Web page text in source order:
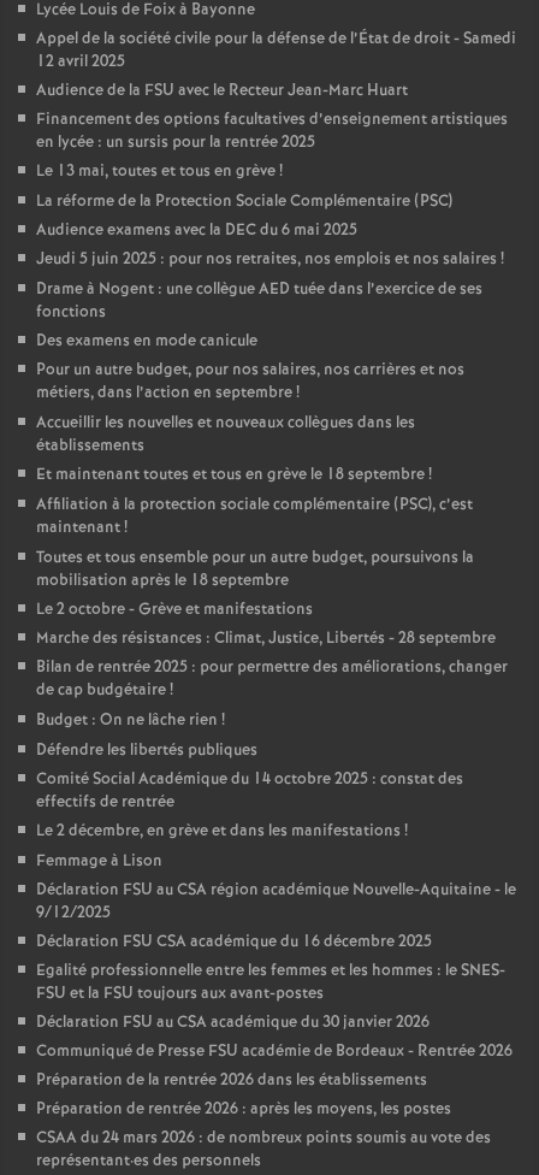
Lycée Louis de Foix à Bayonne
Appel de la société civile pour la défense de l’État de droit - Samedi
12 avril 2025
Audience de la FSU avec le Recteur Jean-Marc Huart
Financement des options facultatives d’enseignement artistiques
en lycée : un sursis pour la rentrée 2025
Le 13 mai, toutes et tous en grève!
La réforme de la Protection Sociale Complémentaire (PSC)
Audience examens avec la DEC du 6 mai 2025
Jeudi 5 juin 2025 : pour nos retraites, nos emplois et nos salaires !
Drame à Nogent : une collègue AED tuée dans l’exercice de ses
fonctions
Des examens en mode canicule
Pour un autre budget, pour nos salaires, nos carrières et nos
métiers, dans l’action en septembre!
Accueillir les nouvelles et nouveaux collègues dans les
établissements
Et maintenant toutes et tous en grève le 18 septembre!
Affiliation à la protection sociale complémentaire (PSC), c’est
maintenant!
Toutes et tous ensemble pour un autre budget, poursuivons la
mobilisation après le 18 septembre
Le 2 octobre - Grève et manifestations
Marche des résistances : Climat, Justice, Libertés - 28 septembre
Bilan de rentrée 2025 : pour permettre des améliorations, changer
de cap budgétaire!
Budget : On ne lâche rien !
Défendre les libertés publiques
Comité Social Académique du 14 octobre 2025 : constat des
effectifs de rentrée
Le 2 décembre, en grève et dans les manifestations !
Femmage à Lison
Déclaration FSU au CSA région académique Nouvelle-Aquitaine - le
9/12/2025
Déclaration FSU CSA académique du 16 décembre 2025
Egalité professionnelle entre les femmes et les hommes : le SNES-
FSU et la FSU toujours aux avant-postes
Déclaration FSU au CSA académique du 30 janvier 2026
Communiqué de Presse FSU académie de Bordeaux - Rentrée 2026
Préparation de la rentrée 2026 dans les établissements
Préparation de rentrée 2026 : après les moyens, les postes
CSAA du 24 mars 2026 : de nombreux points soumis au vote des
représentant·es des personnels